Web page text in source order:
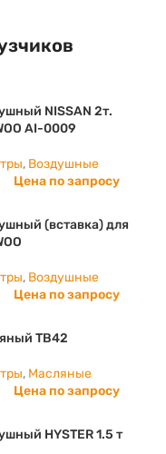
NISSAN 2т.
AI-0009
, Воздушные
Цена по запросу
(вставка) для
, Воздушные
Цена по запросу
TB42
, Масляные
Цена по запросу
HYSTER 1.5 т